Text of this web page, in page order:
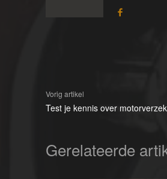
Vorig artikel
Test je kennis over
Gerelateerde